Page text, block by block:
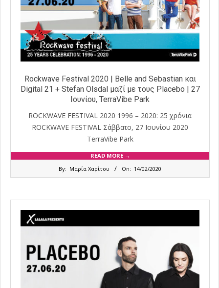
Rockwave Festival 2020 | Belle and Sebastian και
Digital 21 + Stefan Olsdal μαζί με τους Placebo | 27
Ιουνίου, TerraVibe Park
ROCKWAVE FESTIVAL 2020 1996 – 2020: 25 χρόνια
ROCKWAVE FESTIVAL Σάββατο, 27 Ιουνίου 2020
TerraVibe Park
READ MORE →
By: Μαρία Χαρίτου On: 14/02/2020